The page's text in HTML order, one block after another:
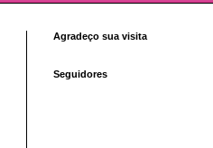
Agradeço sua visita
Seguidores